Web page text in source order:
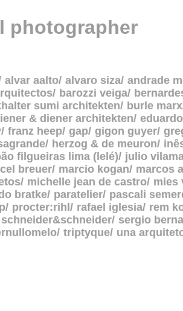
photographer
alvar aalto alvaro siza andrade
barozzi veiga
sumi architekten burle marx
& diener architekten
franz heep gap gigon guyer
herzog & de meuron
filgueiras lima (lelé) julio
breuer marcio kogan marcos
michelle jean de castro mies
bratke paratelier pascali
procter:rihl rafael iglesia rem
schneider&schneider sergio
triptyque una